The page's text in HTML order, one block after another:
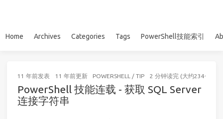
Home Archives Categories Tags PowerShell技能索引
11 年前发表 11 年前更新 POWERSHELL / TIP 2 分钟读完 (大约234个字)
PowerShell 技能连载 - 获取 SQL Server
连接字符串